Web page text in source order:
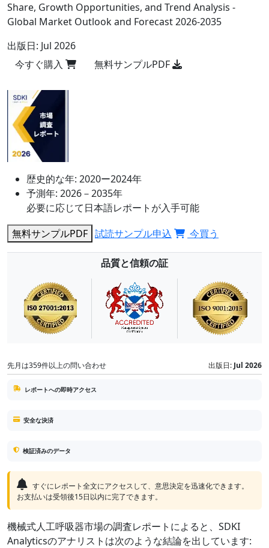
Share, Growth Opportunities, and Trend Analysis -
Global Market Outlook and Forecast 2026-2035
出版日: Jul 2026
今すぐ購入
無料サンプルPDF
歴史的な年: 2020ー2024年
予測年: 2026－2035年
必要に応じて日本語レポートが入手可能
無料サンプルPDF 試読サンプル申込 今買う
品質と信頼の証
先月は359件以上の問い合わせ 出版日: Jul 2026
レポートへの即時アクセス
安全な決済
検証済みのデータ
すぐにレポート全文にアクセスして、意思決定を迅速化できます。
お支払いは受領後15日以内に完了できます。
機械式人工呼吸器市場の調査レポートによると、SDKI
Analyticsのアナリストは次のような結論を出しています: